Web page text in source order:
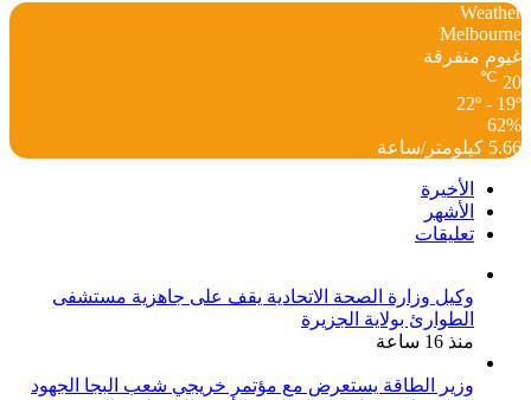
Weather
Melbourne
غيوم متفرقة
20
℃
22º - 19º
62%
5.66 كيلومتر/ساعة
الأخيرة
الأشهر
تعليقات
وكيل وزارة الصحة الاتحادية يقف على جاهزية مستشفى
الطوارئ بولاية الجزيرة
منذ 16 ساعة
وزير الطاقة يستعرض مع مؤتمر خريجي شعب البجا الجهود